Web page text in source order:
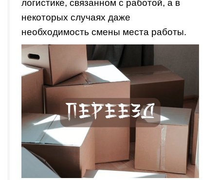
логистике, связанном с работой, а в
некоторых случаях даже
необходимость смены места работы.